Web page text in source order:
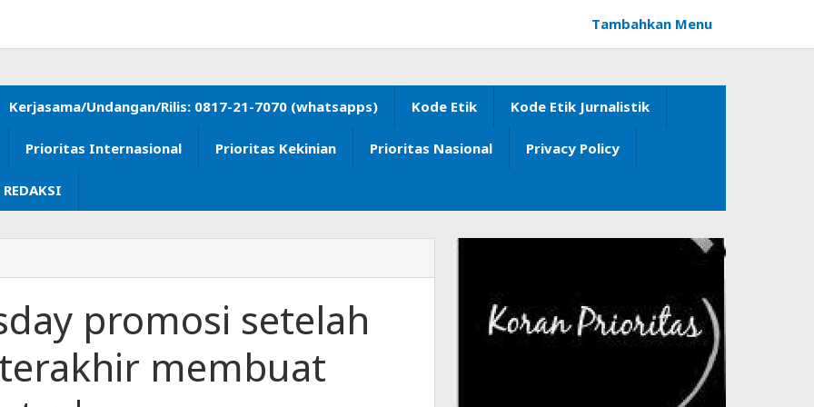
Tambahkan Menu
Kerjasama/Undangan/Rilis: 0817-21-7070 (whatsapps) Kode Etik Kode Etik Jurnalistik
Prioritas Internasional Prioritas Kekinian Prioritas Nasional Privacy Policy
promosi setelah
membuat